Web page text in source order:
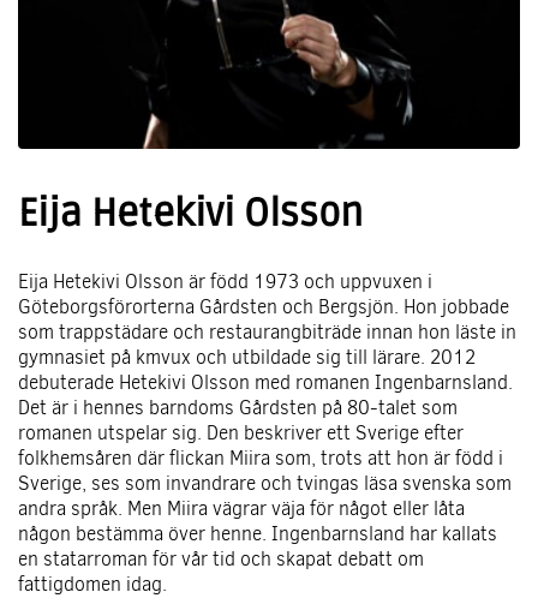
Eija Hetekivi Olsson
Eija Hetekivi Olsson är född 1973 och uppvuxen i
Göteborgsförorterna Gårdsten och Bergsjön. Hon jobbade
som trappstädare och restaurangbiträde innan hon läste in
gymnasiet på kmvux och utbildade sig till lärare. 2012
debuterade Hetekivi Olsson med romanen Ingenbarnsland.
Det är i hennes barndoms Gårdsten på 80-talet som
romanen utspelar sig. Den beskriver ett Sverige efter
folkhemsåren där flickan Miira som, trots att hon är född i
Sverige, ses som invandrare och tvingas läsa svenska som
andra språk. Men Miira vägrar väja för något eller låta
någon bestämma över henne. Ingenbarnsland har kallats
en statarroman för vår tid och skapat debatt om
fattigdomen idag.